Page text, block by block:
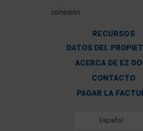
conexión
RECURSOS
DATOS DEL
ACERCA DE EZ
CONTACTO
PAGAR LA
Español